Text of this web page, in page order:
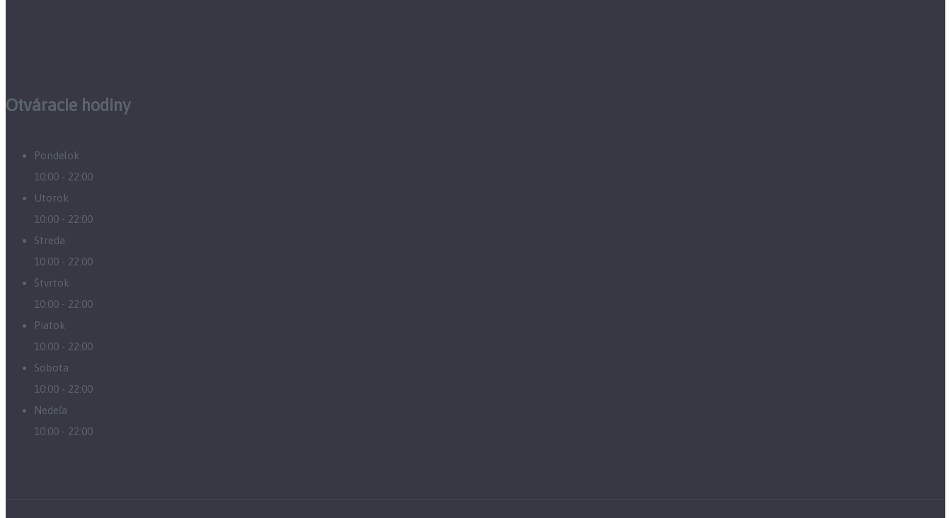
Otváracie hodiny
Pondelok
10:00 - 22:00
Utorok
10:00 - 22:00
Streda
10:00 - 22:00
Štvrtok
10:00 - 22:00
Piatok
10:00 - 22:00
Sobota
10:00 - 22:00
Nedeľa
10:00 - 22:00